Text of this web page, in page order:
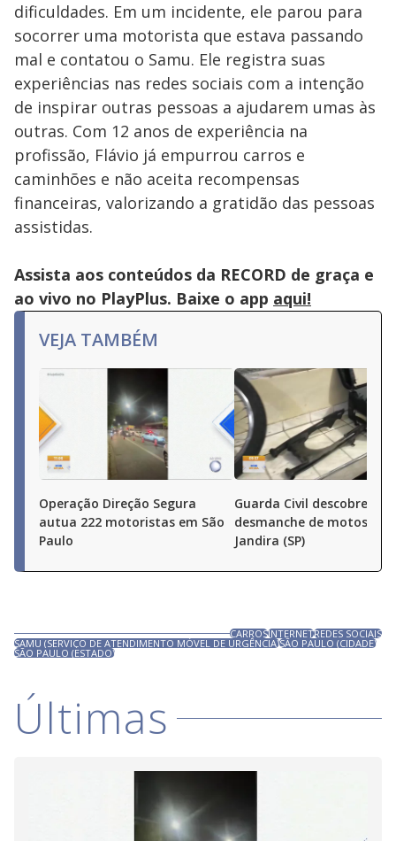
dificuldades. Em um incidente, ele parou para
socorrer uma motorista que estava passando
mal e contatou o Samu. Ele registra suas
experiências nas redes sociais com a intenção
de inspirar outras pessoas a ajudarem umas às
outras. Com 12 anos de experiência na
profissão, Flávio já empurrou carros e
caminhões e não aceita recompensas
financeiras, valorizando a gratidão das pessoas
assistidas.
Assista aos conteúdos da RECORD de graça e
ao vivo no PlayPlus. Baixe o app aqui!
VEJA TAMBÉM
Operação Direção Segura
autua 222 motoristas em São
Paulo
Guarda Civil descobre
desmanche de motos em
Jandira (SP)
CARROSINTERNETREDES SOCIAIS
SAMU (SERVIÇO DE ATENDIMENTO MÓVEL DE URGÊNCIA)SÃO PAULO (CIDADE)
SÃO PAULO (ESTADO)
Últimas